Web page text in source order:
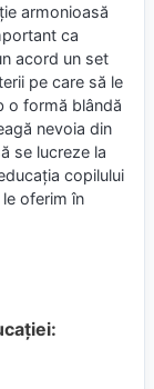
armonioasă
ca
acord un set
pe care să le
o formă blândă
nevoia din
se lucreze la
copilului
oferim în